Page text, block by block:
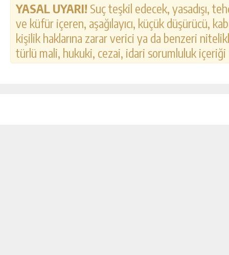
YASAL UYARI! Suç teşkil edecek, yasadışı,
ve küfür içeren, aşağılayıcı, küçük düşürücü,
kişilik haklarına zarar verici ya da benzeri
türlü mali, hukuki, cezai, idari sorumluluk